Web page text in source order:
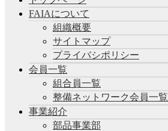
FAIAについて
組織概要
サイトマップ
プライバシポリシー
会員一覧
組合員一覧
整備ネットワーク会員一覧
事業紹介
部品事業部